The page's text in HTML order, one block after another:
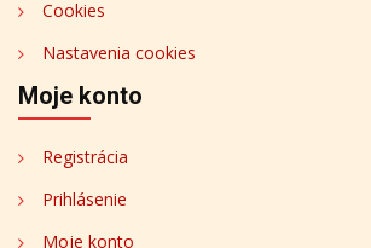
Cookies
Nastavenia cookies
Moje konto
Registrácia
Prihlásenie
Moje konto